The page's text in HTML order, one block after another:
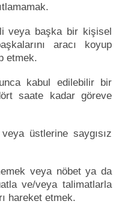
veya başka bir kişisel
aracı koyup
etmek.
kabul edilebilir bir
saate kadar göreve
üstlerine saygısız
veya nöbet ya da
ve/veya talimatlarla
hareket etmek.